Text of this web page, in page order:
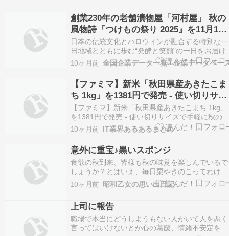
創業230年の老舗漬物屋「河村屋」 秋の
風物詩『つけもの祭り 2025』を11月1日
（土）に開催！
日本の伝統文化とハロウィンが融合する特別な一
日地域とともに歩む“発酵と笑顔”の一日をお届け
創業230年を誇る漬物の老舗「株式会社 河村屋」
（本社：埼玉県さいたま市北区、代表取締役：染
谷 静香）は、2025年11月1日（土）に河村屋 大
本店にて、『河村屋 秋のつけもの祭り』…
10ヶ月前 全国企業データ一覧 - 企業データベー
【ファミマ】新米「秋田県産あきたこま
ち 1kg」を1381円で発売 - 使い切りサイ
ズで手軽に秋の味覚を堪能
【ファミマ】新米「秋田県産あきたこまち 1kg」
を1381円で発売 - 使い切りサイズで手軽に秋の味
覚を堪能 - マイナビニュース ワーク＆ライフ 続
を読む
10ヶ月前 IT業界あるあるまとめ
意外に重宝♪黒いスポンジ
食欲の秋到来、皆様も秋の味覚を楽しんでいるで
しょうか？とはいえ、毎日栗やきのこってわけに
もいきませんですし、食欲の秋ですからいろんな
食材を味わう機会到来とでも言いましょう
10ヶ月前 昭和乙女の思い出日記
上司に報告
職場で本当にどうしようもない人がいて人を悪く
言ってはいけないとか心の葛藤、情緒不安定を通